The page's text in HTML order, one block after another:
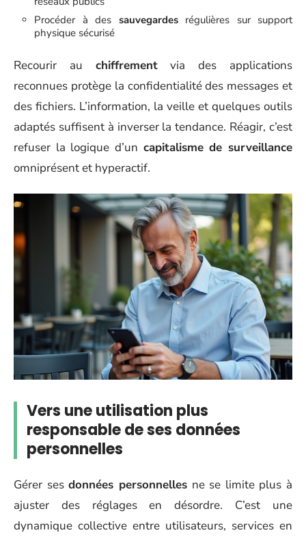
Procéder à des sauvegardesrégulières sur support
physique sécurisé
Recourir au chiffrementvia des applications
reconnues protège la confidentialité des messages et
des fichiers. L’information, la veille et quelques outils
adaptés suffisent à inverser la tendance. Réagir, c’est
refuser la logique d’un capitalisme de surveillance
omniprésent et hyperactif.
Vers une utilisation plus
responsable de ses données
personnelles
Gérer sesdonnées personnellesne se limite plus à
ajuster des réglages en désordre. C’est une
dynamique collective entre utilisateurs, services en